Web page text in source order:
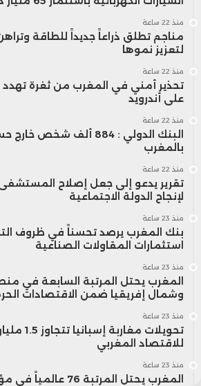
منذ 22 ساعة
مناجم تطلق ذراعاً جديداً للطاقة
لتعزيز نموها
منذ 22 ساعة
على أندرويد
منذ 22 ساعة
البنك الدولي : 884 ألف شخص
بالمغرب
منذ 22 ساعة
تقرير يدعو إلى جعل إصلاح
لإنجاح الدولة الاجتماعية
منذ 23 ساعة
بنك المغرب يرصد تحسناً في ظروف
استثمارات المقاولات الصناعية
منذ 23 ساعة
المغرب يحتل المرتبة السابعة في
وشمال إفريقيا ضمن الاقتصادات
منذ 23 ساعة
تحويلات
للاقتصاد المغربي
منذ 23 ساعة
المغرب يحتل المرتبة 76 عالمياً في مؤشر الازدهار العالمي